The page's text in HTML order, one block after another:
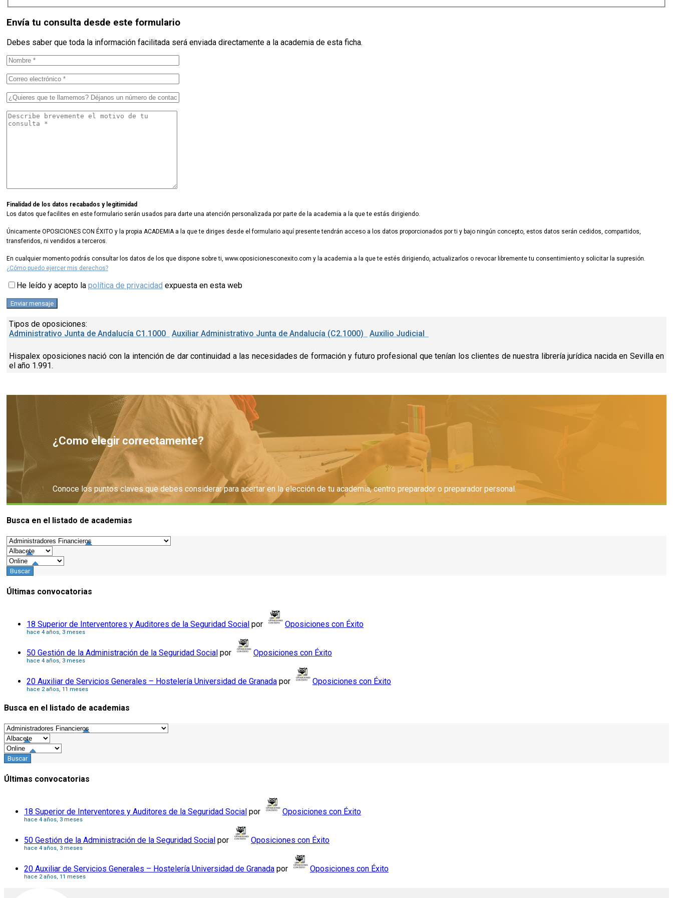
Envía tu consulta desde este formulario
Debes saber que toda la información facilitada será enviada directamente a la academia de esta ficha.
Finalidad de los datos recabados y legitimidad
Los datos que facilites en este formulario serán usados para darte una atención personalizada por parte de la academia a la que te estás dirigiendo.
Únicamente OPOSICIONES CON ÉXITO y la propia ACADEMIA a la que te diriges desde el formulario aquí presente tendrán acceso a los datos proporcionados por ti y bajo ningún concepto, estos datos serán cedidos, compartidos,
transferidos, ni vendidos a terceros.
En cualquier momento podrás consultar los datos de los que dispone sobre ti, www.oposicionesconexito.com y la academia a la que te estés dirigiendo, actualizarlos o revocar libremente tu consentimiento y solicitar la supresión.
¿Cómo puedo ejercer mis derechos?
He leído y acepto la política de privacidad expuesta en esta web
Tipos de oposiciones:
Administrativo Junta de Andalucía C1.1000
Auxiliar Administrativo Junta de Andalucía (C2.1000) Auxilio Judicial
Hispalex oposiciones nació con la intención de dar continuidad a las necesidades de formación y futuro profesional que tenían los clientes de nuestra librería jurídica nacida en Sevilla en
el año 1.991.
¿Como elegir correctamente?
Conoce los puntos claves que debes considerar para acertar en la elección de tu academia, centro preparador o preparador personal.
Consejos
Busca en el listado de academias
Últimas convocatorias
18 Superior de Interventores y Auditores de la Seguridad Social por Oposiciones con Éxito
hace 4 años, 3 meses
50 Gestión de la Administración de la Seguridad Social por Oposiciones con Éxito
hace 4 años, 3 meses
20 Auxiliar de Servicios Generales – Hostelería Universidad de Granada por Oposiciones con Éxito
hace 2 años, 11 meses
Busca en el listado de academias
Últimas convocatorias
18 Superior de Interventores y Auditores de la Seguridad Social por Oposiciones con Éxito
hace 4 años, 3 meses
50 Gestión de la Administración de la Seguridad Social por Oposiciones con Éxito
hace 4 años, 3 meses
20 Auxiliar de Servicios Generales – Hostelería Universidad de Granada por Oposiciones con Éxito
hace 2 años, 11 meses